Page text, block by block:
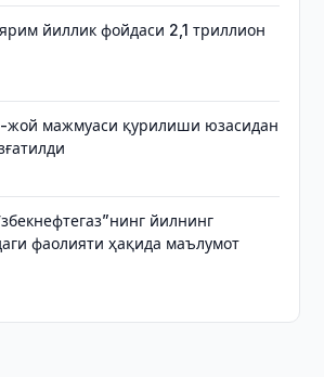
йиллик фойдаси 2,1 триллион
жой мажмуаси қурилиши юзасидан
йилнинг
фаолияти ҳақида маълумот